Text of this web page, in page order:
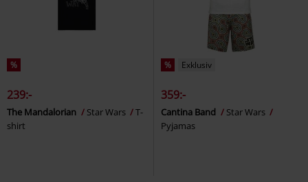
%
239:-
The Mandalorian Star Wars
T-
shirt
% Exklusiv
359:-
Cantina Band
Star Wars
Pyjamas